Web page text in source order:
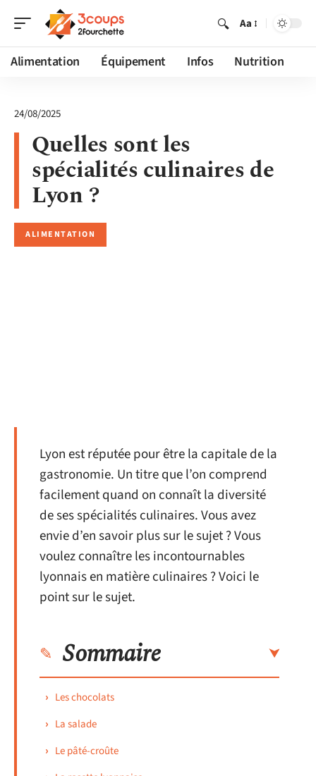
Aa
Alimentation Équipement Infos Nutrition
24/08/2025
Quelles sont les
spécialités culinaires de
Lyon ?
ALIMENTATION
Lyon est réputée pour être la capitale de la
gastronomie. Un titre que l’on comprend
facilement quand on connaît la diversité
de ses spécialités culinaires. Vous avez
envie d’en savoir plus sur le sujet ? Vous
voulez connaître les incontournables
lyonnais en matière culinaires ? Voici le
point sur le sujet.
Sommaire
Les chocolats
La salade
Le pâté-croûte